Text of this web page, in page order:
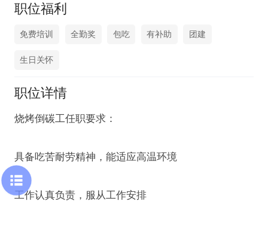
职位福利
免费培训 全勤奖 包吃 有补助 团建
生日关怀
职位详情
烧烤倒碳工任职要求：
具备吃苦耐劳精神，能适应高温环境
工作认真负责，服从工作安排